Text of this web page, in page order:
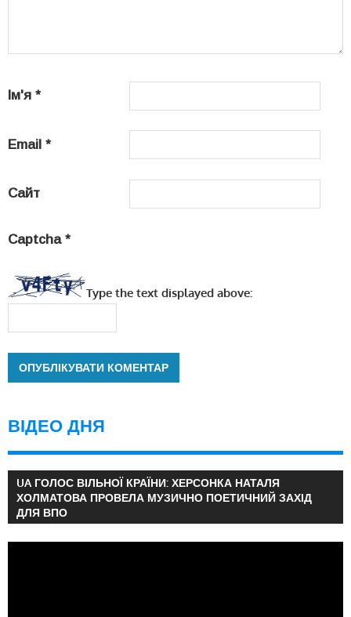
Ім'я *
Email *
Сайт
Captcha *
Type the text displayed above:
ВІДЕО ДНЯ
UA ГОЛОС ВІЛЬНОЇ КРАЇНИ: ХЕРСОНКА НАТАЛЯ
ХОЛМАТОВА ПРОВЕЛА МУЗИЧНО ПОЕТИЧНИЙ ЗАХІД
ДЛЯ ВПО